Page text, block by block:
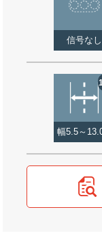
信号なし
幅5.5～